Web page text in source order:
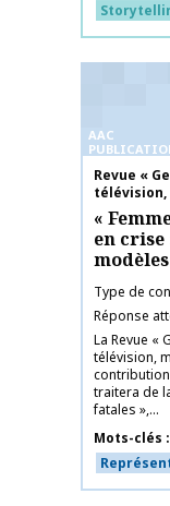
AAC
Nom de la
Revue «
télévision,
«
en crise
Type de
Réponse
La Revue «
télévision,
traitera de
fatales »,...
Mots-clés